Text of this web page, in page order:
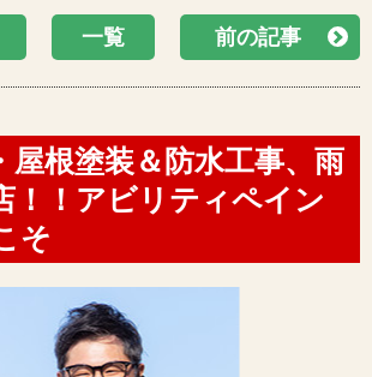
一覧 前の記事
屋根塗装＆防水工事、雨
！！アビリティペイン
そ